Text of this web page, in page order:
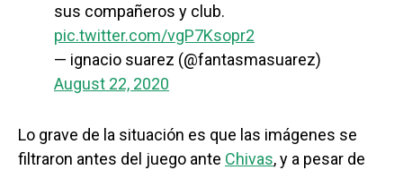
sus compañeros y club.
pic.twitter.com/vgP7Ksopr2
— ignacio suarez (@fantasmasuarez)
August 22, 2020
Lo grave de la situación es que las imágenes se
filtraron antes del juego ante Chivas, y a pesar de